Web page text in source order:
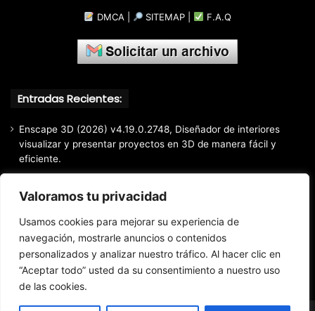
Valoramos tu privacidad
Usamos cookies para mejorar su experiencia de
navegación, mostrarle anuncios o contenidos
personalizados y analizar nuestro tráfico. Al hacer clic en
“Aceptar todo” usted da su consentimiento a nuestro uso
de las cookies.
DMCA SITEMAP F.A.Q
Entradas Recientes:
Enscape 3D (2026) v4.19.0.2748, Diseñador de interiores
visualizar y presentar proyectos en 3D de manera fácil y
eficiente.
EaseUS Partition Master Professional All Edition (2026)
v20.5.0 Build 202608010610, Crear y modificar particiones
fácil y rápido
EaseUS Todo Backup Home 2025 v16.3.1, Respaldo y
recuperación de archivos confiable